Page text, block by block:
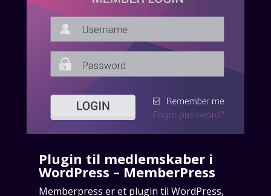
Plugin til medlemskaber i
WordPress – MemberPress
Memberpress er et plugin til WordPress,